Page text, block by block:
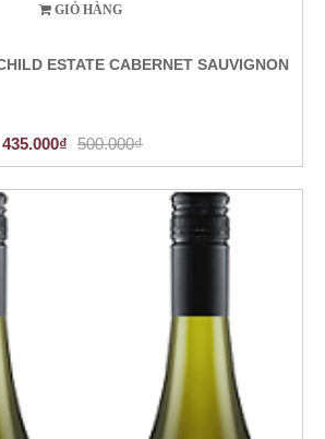
GIỎ HÀNG
ESTATE CABERNET SAUVIGNON
435.000₫ 500.000₫